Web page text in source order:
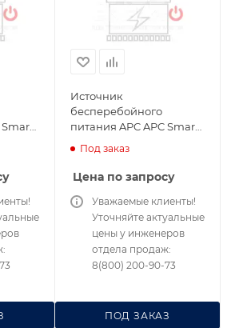
Источник
бесперебойного
питания APC APC Smart-
SURT5000UXICH для
сервера и сетей
Под заказ
Цена по запросу
ПОД ЗАКАЗ
Уважаемые клиенты!
Уточняйте актуальные
цены у инженеров
отдела продаж:
8(800) 200-90-73